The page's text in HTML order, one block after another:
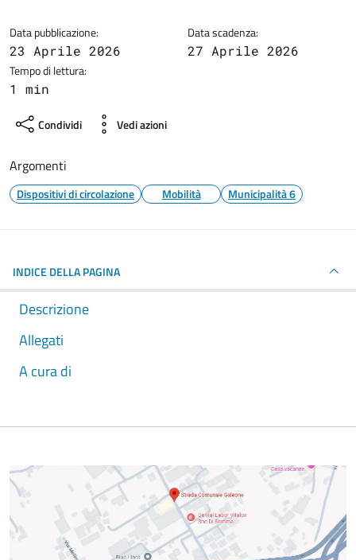
Data pubblicazione:
23 Aprile 2026
Data scadenza:
27 Aprile 2026
Tempo di lettura:
1 min
Condividi Vedi azioni
Argomenti
Dispositivi di circolazione Mobilità Municipalità 6
INDICE DELLA PAGINA
Descrizione
Allegati
A cura di